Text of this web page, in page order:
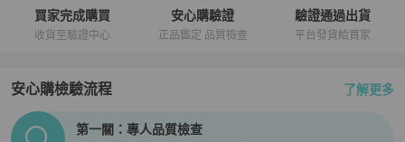
買家完成購買
收貨至驗證中心
安心購驗證
正品鑑定 品質檢查
驗證通過出貨
平台發貨給買家
安心購檢驗流程 了解更多
PopChill拍拍圈正品驗證、安心購檢驗流程介紹
第一關：專人品質檢查